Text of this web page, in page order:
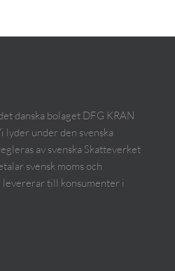
danska bolaget DFG KRAN
lyder under den svenska
av svenska Skatteverket
svensk moms och
levererar till konsumenter i